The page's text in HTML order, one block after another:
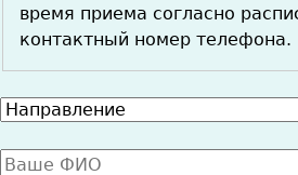
время приема согласно
контактный номер телефона.
Направление
Ваше